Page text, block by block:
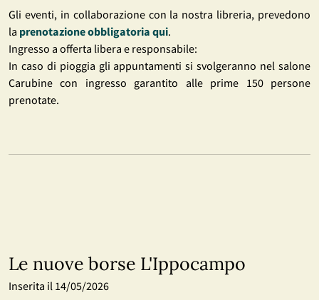
Gli eventi, in collaborazione con la nostra libreria, prevedono
la prenotazione obbligatoria qui.
Ingresso a offerta libera e responsabile:
In caso di pioggia gli appuntamenti si svolgeranno nel salone
Carubine con ingresso garantito alle prime 150 persone
prenotate.
Le nuove borse L'Ippocampo
Inserita il 14/05/2026